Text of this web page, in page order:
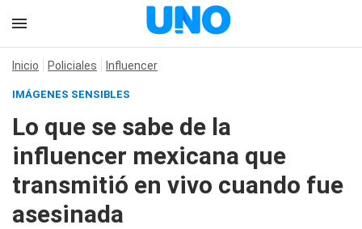
Inicio Policiales Influencer
IMÁGENES SENSIBLES
Lo que se sabe de la
influencer mexicana que
transmitió en vivo cuando fue
asesinada